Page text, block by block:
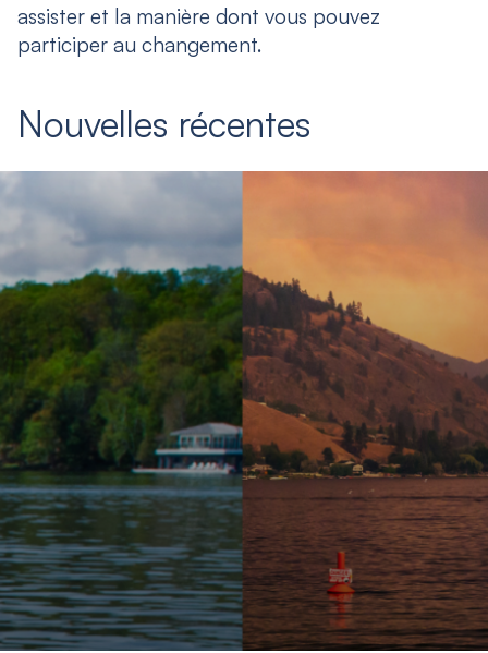
assister et la manière dont vous pouvez
participer au changement.
Nouvelles récentes